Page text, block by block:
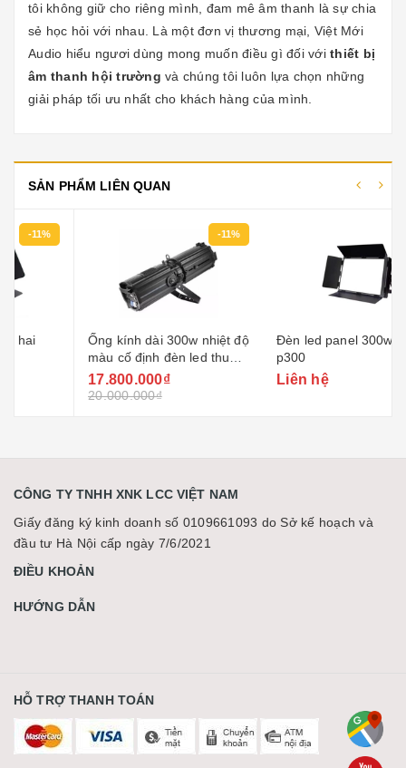
tôi không giữ cho riêng mình, đam mê âm thanh là sự chia
sẻ học hỏi với nhau. Là một đơn vị thương mại, Việt Mới
Audio hiểu ngươi dùng mong muốn điều gì đối với thiết bị
âm thanh hội trường và chúng tôi luôn lựa chọn những
giải pháp tối ưu nhất cho khách hàng của mình.
SẢN PHẨM LIÊN QUAN
Ống kính dài 300w nhiệt
độ màu cố định đèn led thu
phóng hồ sơ ánh sáng
điểm vg-lvf300z-l
17.800.000₫
20.000.000₫
Đèn led panel 300w lp-
p300
CÔNG TY TNHH XNK LCC VIỆT NAM
Giấy đăng ký kinh doanh số 0109661093 do Sở kế hoạch và
đầu tư Hà Nội cấp ngày 7/6/2021
ĐIỀU KHOẢN
HƯỚNG DẪN
HỖ TRỢ THANH TOÁN